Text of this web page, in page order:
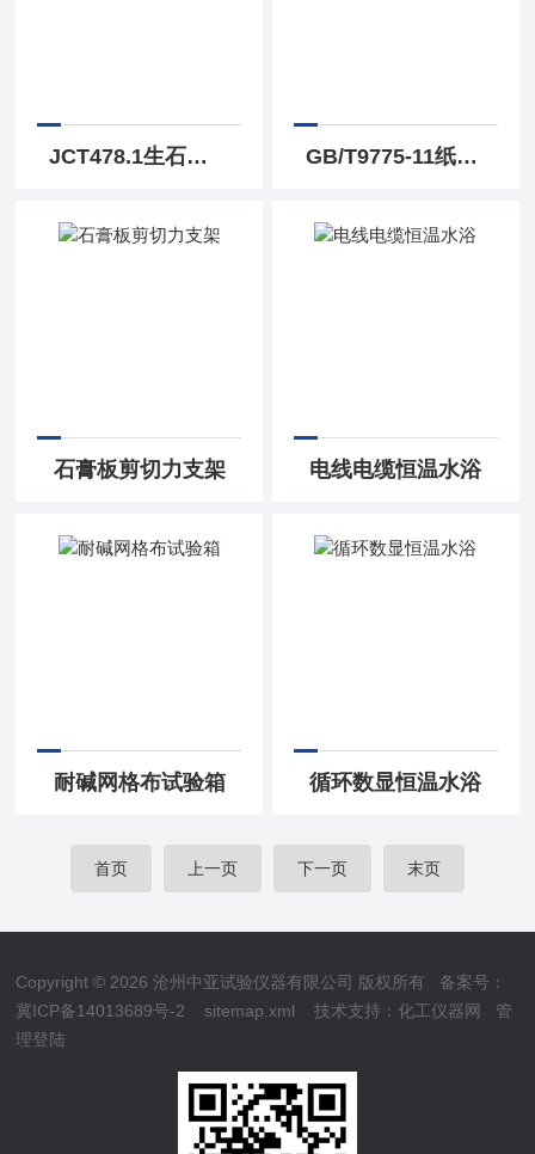
JCT478.1生石灰消化器 GB/T9775-11纸面石膏板端头硬度测针
石膏板剪切力支架 电线电缆恒温水浴
耐碱网格布试验箱 循环数显恒温水浴
首页 上一页 下一页 末页
Copyright © 2026 沧州中亚试验仪器有限公司 版权所有 备案号：
冀ICP备14013689号-2
sitemap.xml 技术支持：化工仪器网
管
理登陆